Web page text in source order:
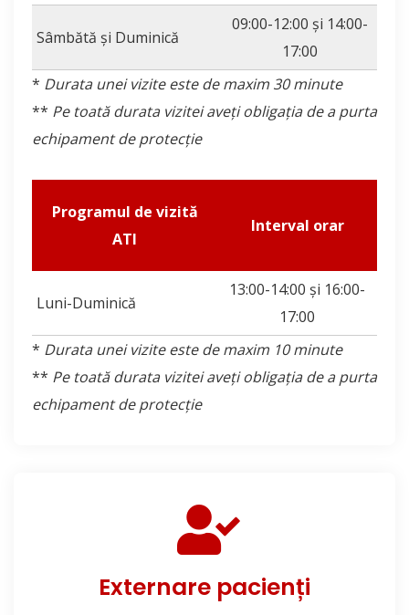
Sâmbătă şi Duminică
09:00-12:00 și 14:00-
17:00
* Durata unei vizite este de maxim 30 minute
** Pe toată durata vizitei aveți obligația de a purta
echipament de protecție
Programul de vizită
ATI
Interval orar
Luni-Duminică
13:00-14:00 și 16:00-
17:00
* Durata unei vizite este de maxim 10 minute
** Pe toată durata vizitei aveți obligația de a purta
echipament de protecție
Externare pacienți